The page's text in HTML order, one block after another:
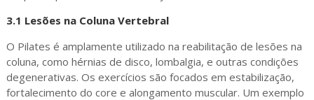
3.1 Lesões na Coluna Vertebral
O Pilates é amplamente utilizado na reabilitação de lesões na
coluna, como hérnias de disco, lombalgia, e outras condições
degenerativas. Os exercícios são focados em estabilização,
fortalecimento do core e alongamento muscular. Um exemplo